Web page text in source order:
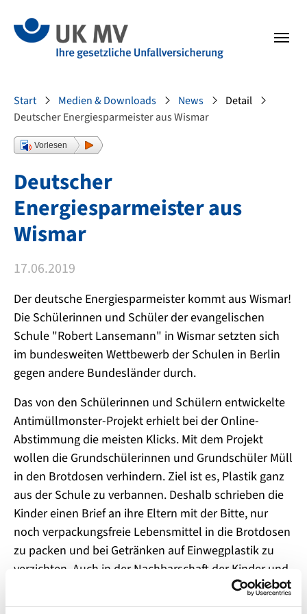
Sie sind hier:
Start Medien & Downloads News
Detail
Deutscher Energiesparmeister aus Wismar
Vorlesen
Deutscher
Energiesparmeister aus
Wismar
17.06.2019
Der deutsche Energiesparmeister kommt aus Wismar!
Die Schülerinnen und Schüler der evangelischen
Schule "Robert Lansemann" in Wismar setzten sich
im bundesweiten Wettbewerb der Schulen in Berlin
gegen andere Bundesländer durch.
Das von den Schülerinnen und Schülern entwickelte
Antimüllmonster-Projekt erhielt bei der Online-
Abstimmung die meisten Klicks. Mit dem Projekt
wollen die Grundschülerinnen und Grundschüler Müll
in den Brotdosen verhindern. Ziel ist es, Plastik ganz
aus der Schule zu verbannen. Deshalb schrieben die
Kinder einen Brief an ihre Eltern mit der Bitte, nur
noch verpackungsfreie Lebensmittel in die Brotdosen
zu packen und bei Getränken auf Einwegplastik zu
verzichten. Auch in der Nachbarschaft der Kinder und
auf den Arbeitsstätten der Eltern wurde dieser Brief
verteilt.